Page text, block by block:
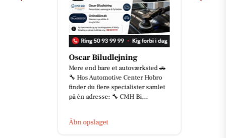
Oscar Biludlejning
Mere end bare et autoværksted 🚗
🔧 Hos Automotive Center Hobro
finder du flere specialister samlet
på én adresse: 🔧 CMH Bi...
Åbn opslaget